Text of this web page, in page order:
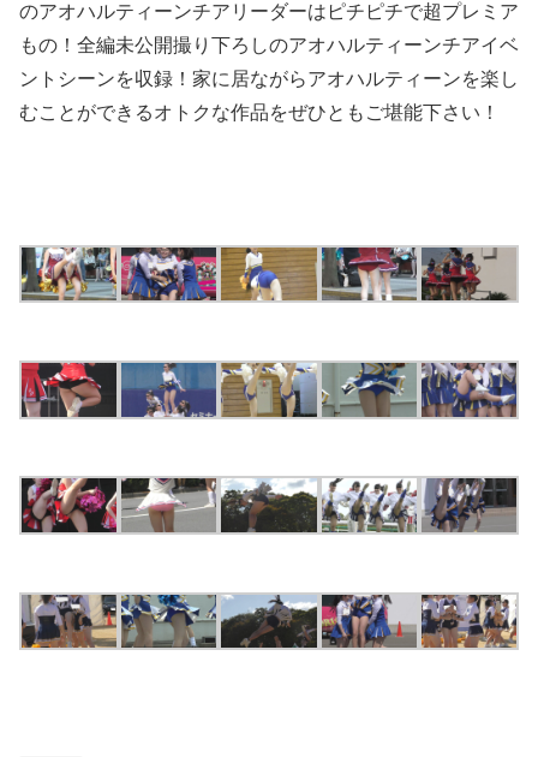
のアオハルティーンチアリーダーはピチピチで超プレミア
もの！全編未公開撮り下ろしのアオハルティーンチアイベ
ントシーンを収録！家に居ながらアオハルティーンを楽し
むことができるオトクな作品をぜひともご堪能下さい！